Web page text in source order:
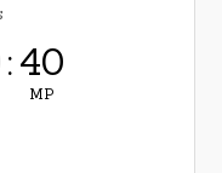
:39
MP